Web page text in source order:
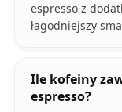
espresso z
łagodniejszy
Ile kofeiny
espresso?